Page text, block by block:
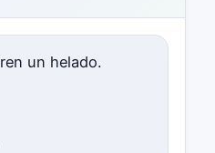
un helado.